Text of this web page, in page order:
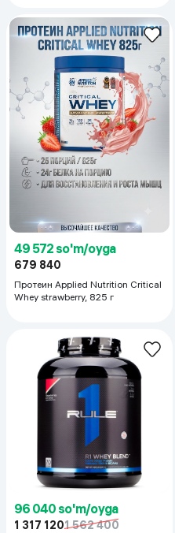
49 572 so'm/oyga
679 840
Протеин Applied Nutrition Critical
Whey strawberry, 825 г
96 040 so'm/oyga
1 317 1201 562 400